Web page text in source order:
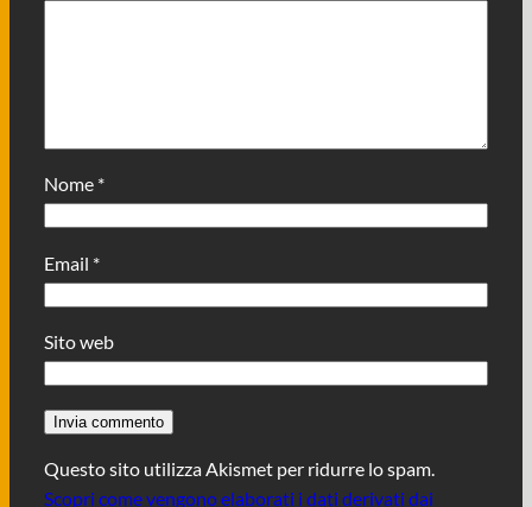
Nome *
Email *
Sito web
Questo sito utilizza Akismet per ridurre lo spam.
Scopri come vengono elaborati i dati derivati dai